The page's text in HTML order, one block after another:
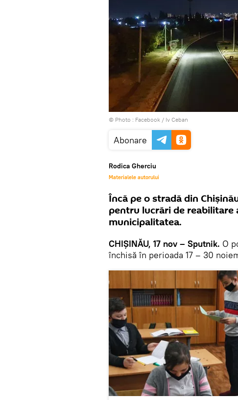
© Photo : Facebook / Iv Ceban
Abonare
Rodica Gherciu
Materialele autorului
Încă pe o stradă din
pentru lucrări de
municipalitatea.
CHIȘINĂU, 17 nov – Sputnik. O
închisă în perioada 17 – 30